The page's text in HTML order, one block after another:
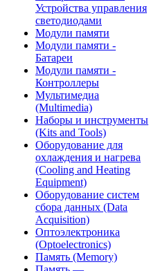
Устройства управления
светодиодами
Модули памяти
Модули памяти -
Батареи
Модули памяти -
Контроллеры
Мультимедиа
(Multimedia)
Наборы и инструменты
(Kits and Tools)
Оборудование для
охлаждения и нагрева
(Cooling and Heating
Equipment)
Оборудование систем
сбора данных (Data
Acquisition)
Оптоэлектроника
(Optoelectronics)
Память (Memory)